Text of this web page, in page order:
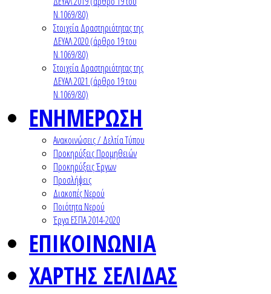
Ν.1069/80)
Στοιχεία Δραστηριότητας της
ΔΕΥΑΛ 2020 (άρθρο 19 του
Ν.1069/80)
Στοιχεία Δραστηριότητας της
ΔΕΥΑΛ 2021 (άρθρο 19 του
Ν.1069/80)
ΕΝΗΜΕΡΩΣΗ
Ανακοινώσεις / Δελτία Τύπου
Προκηρύξεις Προμηθειών
Προκηρύξεις Έργων
Προσλήψεις
Διακοπές Νερού
Ποιότητα Νερού
Έργα ΕΣΠΑ 2014-2020
ΕΠΙΚΟΙΝΩΝΙΑ
ΧΑΡΤΗΣ ΣΕΛΙΔΑΣ